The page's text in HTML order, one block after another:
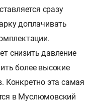
сразу
доплачивать
снизить давление
более высокие
Конкретно эта самая
в Муслюмовский